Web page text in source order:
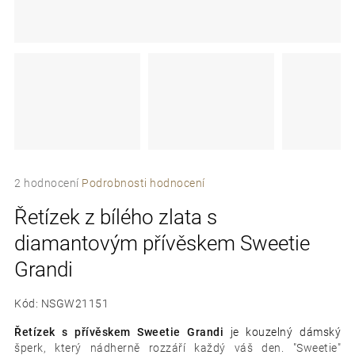
Průměrné
produktu
je
5,0
5
2 hodnocení Podrobnosti hodnocení
Řetízek z bílého zlata s
diamantovým přívěskem Sweetie
Grandi
Kód: NSGW21151
Řetízek s přívěskem Sweetie Grandi je kouzelný dámský
šperk, který nádherně rozzáří každý váš den. "Sweetie"
í
t
?
D
o